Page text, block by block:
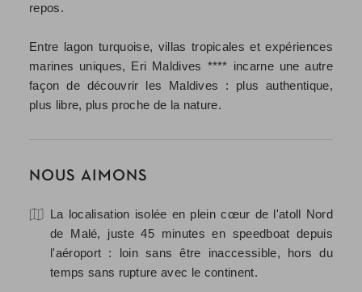
repos.
Entre lagon turquoise, villas tropicales et expériences
marines uniques, Eri Maldives **** incarne une autre
façon de découvrir les Maldives : plus authentique,
plus libre, plus proche de la nature.
NOUS AIMONS
La localisation isolée en plein cœur de l'atoll Nord
de Malé, juste 45 minutes en speedboat depuis
l'aéroport : loin sans être inaccessible, hors du
temps sans rupture avec le continent.